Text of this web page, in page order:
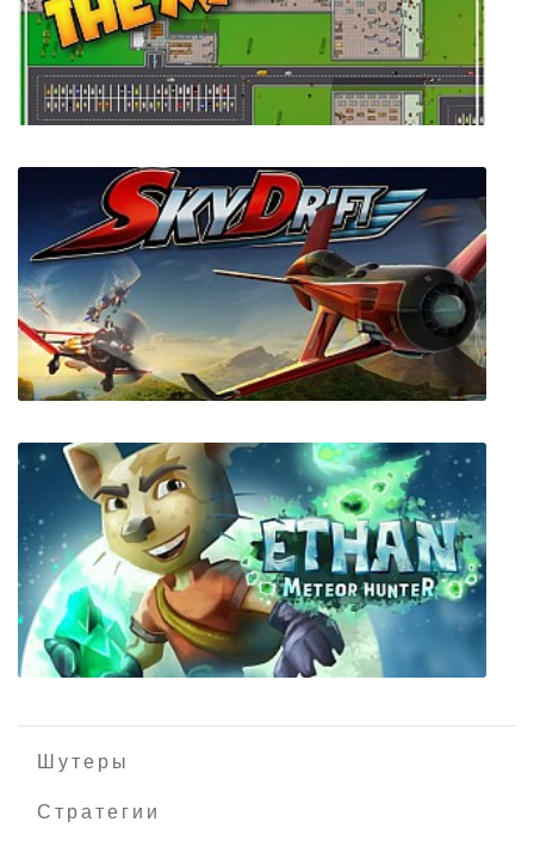
Haiku, the Robot
Another Brick in the Mall
SkyDrift
Шутеры
Стратегии